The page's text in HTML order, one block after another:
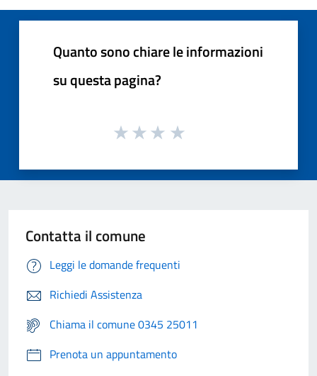
Quanto sono chiare le informazioni
su questa pagina?
Contatta il comune
Leggi le domande frequenti
Richiedi Assistenza
Chiama il comune 0345 25011
Prenota un appuntamento